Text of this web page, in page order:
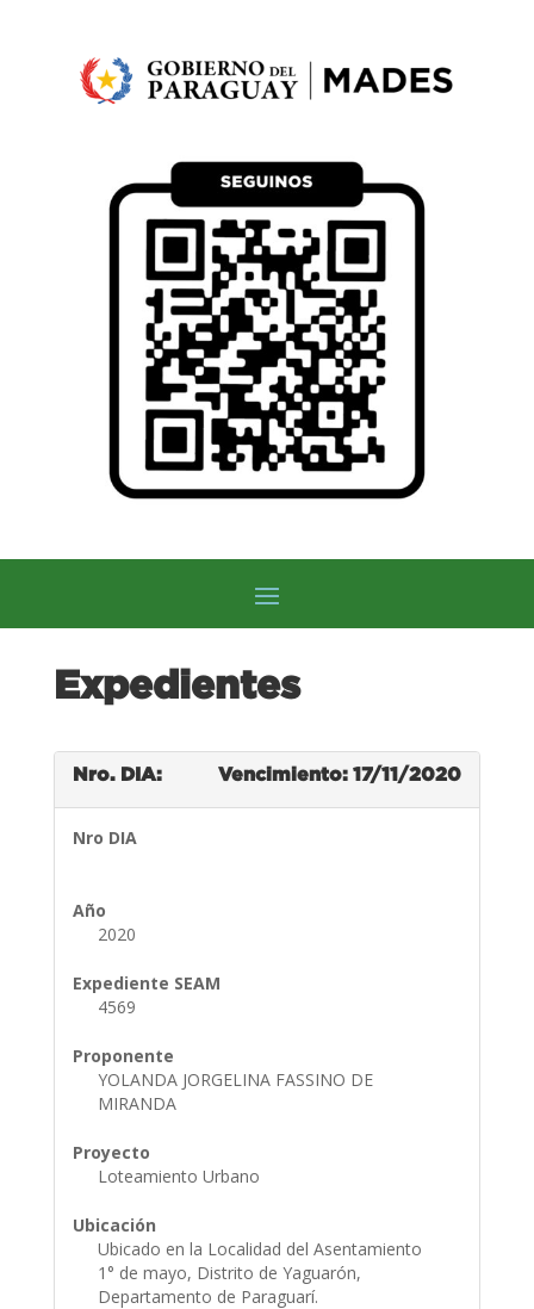
Expedientes
Nro. DIA: Vencimiento: 17/11/2020
Nro DIA
Año
2020
Expediente SEAM
4569
Proponente
YOLANDA JORGELINA FASSINO DE
MIRANDA
Proyecto
Loteamiento Urbano
Ubicación
Ubicado en la Localidad del Asentamiento
1° de mayo, Distrito de Yaguarón,
Departamento de Paraguarí.